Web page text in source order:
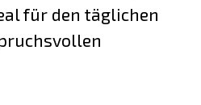
für den täglichen